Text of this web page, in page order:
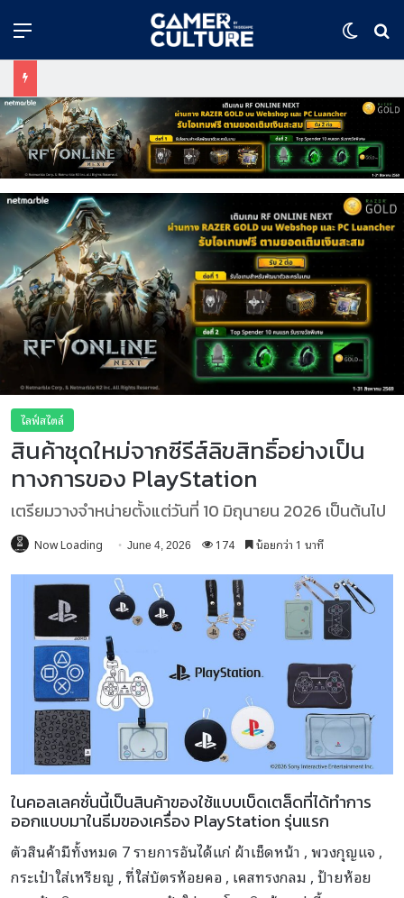
Menu
ไลฟ์สไตล์
สินค้าชุดใหม่จากซีรีส์ลิขสิทธิ์อย่างเป็น
ทางการของ PlayStation
เตรียมวางจำหน่ายตั้งแต่วันที่ 10 มิถุนายน 2026 เป็นต้นไป
Now Loading June 4, 2026 174 น้อยกว่า 1 นาที
ในคอลเลคชั่นนี้เป็นสินค้าของใช้แบบเบ็ดเตล็ดที่ได้ทำการ
ออกแบบมาในธีมของเครื่อง PlayStation รุ่นแรก
ตัวสินค้ามีทั้งหมด 7 รายการอันได้แก่ ผ้าเช็ดหน้า , พวงกุญแจ ,
กระเป๋าใส่เหรียญ , ที่ใส่บัตรห้อยคอ , เคสทรงกลม , ป้ายห้อย